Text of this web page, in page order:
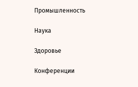
Промышленность
Наука
Здоровье
Конференции